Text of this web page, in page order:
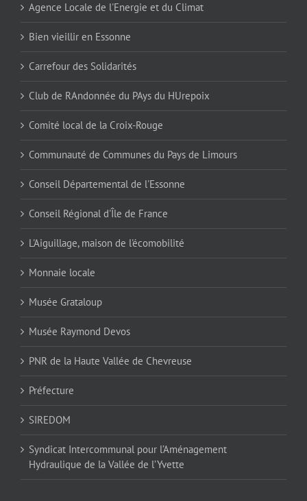
Agence Locale de l'Energie et du Climat
Bien vieillir en Essonne
Carrefour des Solidarités
Club de RAndonnée du PAys du HUrepoix
Comité local de la Croix-Rouge
Communauté de Communes du Pays de Limours
Conseil Départemental de l'Essonne
Conseil Régional d'Île de France
L'Aiguillage, maison de l'écomobilité
Monnaie locale
Musée Grataloup
Musée Raymond Devos
PNR de la Haute Vallée de Chevreuse
Préfecture
SIREDOM
Syndicat Intercommunal pour l’Aménagement
Hydraulique de la Vallée de l’Yvette